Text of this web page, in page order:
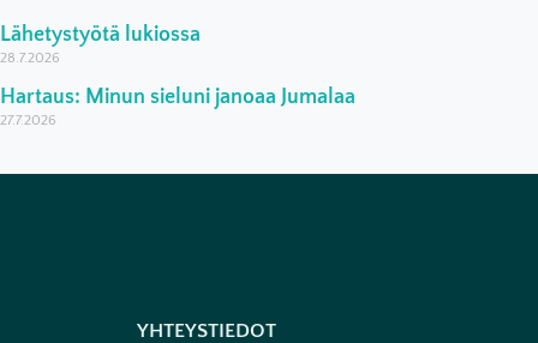
Lähetystyötä lukiossa
28.7.2026
Hartaus: Minun sieluni janoaa Jumalaa
27.7.2026
YHTEYSTIEDOT